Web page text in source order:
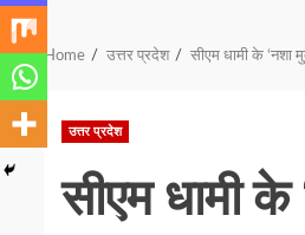
Home उत्तर प्रदेश सीएम धामी के ‘नशा
उत्तर प्रदेश
सीएम धामी